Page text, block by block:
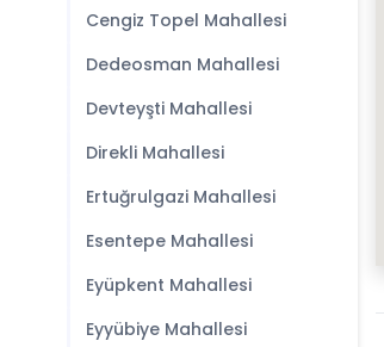
Cengiz Topel Mahallesi
Dedeosman Mahallesi
Devteyşti Mahallesi
Direkli Mahallesi
Ertuğrulgazi Mahallesi
Esentepe Mahallesi
Eyüpkent Mahallesi
Eyyübiye Mahallesi